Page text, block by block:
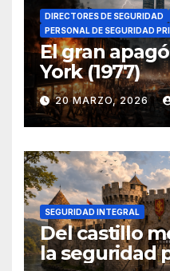
DIRECTORES DE SEGURIDAD
PERSONAL DE SEGURIDAD
El gran
York (1977)
20 MARZO, 2026
SEGURIDAD INTEGRAL
Del castillo
la seguridad